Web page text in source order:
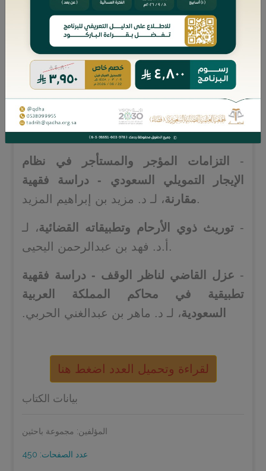
"مزيل العناء في أحكام ما أُحدِث في الأرض
تحقيقًا ودراسة، لـ د. عبدالإله بن أحمد
الدويش.
الشركات السعودي ، لـ د. حمد بن ناصر
التريكي.
‏‏‏‏‏‏‏‏‏‏‏‏‏‏‏‏‏‏‏‏‏‏‏‏-
التزامات المؤجر والمستأجر في نظام
الإيجار التمويلي السعودي - دراسة فقهية
مقارنة، لـ د. مزيد بن إبراهيم المزيد.
‏‏‏‏‏‏‏‏‏‏‏‏‏‏‏‏‏‏‏‏‏‏-توريث ذوي الأرحام وتطبيقاته القضائية، لـ
أ.د. فهد بن عبدالرحمن اليحيى.
‏‏‏‏‏‏‏‏‏‏‏‏‏‏‏‏‏‏‏‏- عزل القاضي لناظر الوقف - دراسة فقهية
تطبيقية في محاكم المملكة العربية
السعودية، لـ د. ماهر بن عبدالغني الحربي.‏‏‏‏‏‏‏‏‏‏‏‏‏‏‏‏‏‏‏‏‏‏
لقراءة وتحميل العدد اضغط هنا
بيانات الكتاب
المؤلفين: مجموعة باحثين
عدد الصفحات: 450